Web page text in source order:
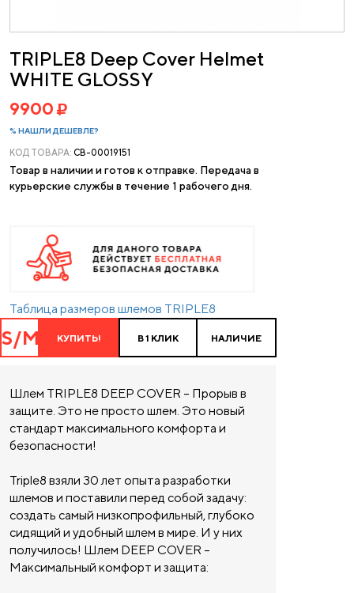
TRIPLE8 Deep Cover Helmet
WHITE GLOSSY
9900
% НАШЛИ ДЕШЕВЛЕ?
КОД ТОВАРА: CB-00019151
Товар в наличии и готов к отправке. Передача в
курьерские службы в течение 1 рабочего дня.
Таблица размеров шлемов TRIPLE8
S/M КУПИТЬ! В 1 КЛИК НАЛИЧИЕ
Шлем TRIPLE8 DEEP COVER – Прорыв в
защите. Это не просто шлем. Это новый
стандарт максимального комфорта и
безопасности!
Triple8 взяли 30 лет опыта разработки
шлемов и поставили перед собой задачу:
создать самый низкопрофильный, глубоко
сидящий и удобный шлем в мире. И у них
получилось! Шлем DEEP COVER –
Максимальный комфорт и защита: